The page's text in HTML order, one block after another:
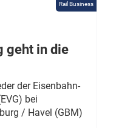
Rail Business
geht in die
der Eisenbahn-
bei
/ Havel (GBM)